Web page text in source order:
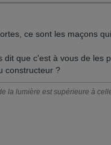
ce sont les maçons
dit que c'est à vous de les
constructeur ?
la lumière est supérieure à